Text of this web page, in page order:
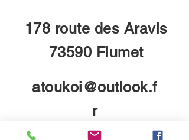
178 route des Aravis
73590 Flumet
atoukoi@outlook.f
r
06 18 84 15 83